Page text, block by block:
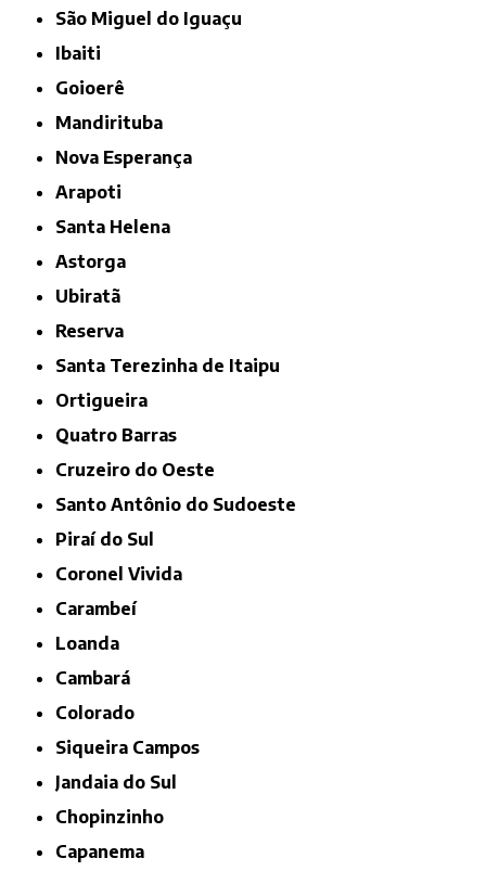
São Miguel do Iguaçu
Ibaiti
Goioerê
Mandirituba
Nova Esperança
Arapoti
Santa Helena
Astorga
Ubiratã
Reserva
Santa Terezinha de Itaipu
Ortigueira
Quatro Barras
Cruzeiro do Oeste
Santo Antônio do Sudoeste
Piraí do Sul
Coronel Vivida
Carambeí
Loanda
Cambará
Colorado
Siqueira Campos
Jandaia do Sul
Chopinzinho
Capanema